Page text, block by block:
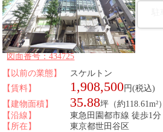
図面番号：434725
【以前の業態】
スケルトン
【賃料】
1,908,500円(税込)
【建物面積】
35.88坪（約118.61m²）
【沿線】
東急田園都市線 徒歩1分
【所在】
東京都世田谷区